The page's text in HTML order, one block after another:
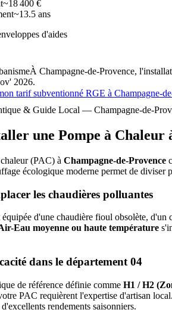
~18 400 €
~13.5 ans
d'aides
À Champagne-de-Provence,
2026.
tarif subventionné RGE à Champagne-
& Guide Local — Champagne-de-
une Pompe à Chaleur
(PAC) à Champagne-de-Provence
écologique moderne permet de diviser
les chaudières polluantes
d'une chaudière fioul obsolète,
Eau moyenne ou haute température
dans le département 04
de référence définie comme H1 / H2
PAC requièrent l'expertise d'artisan
rendements saisonniers.